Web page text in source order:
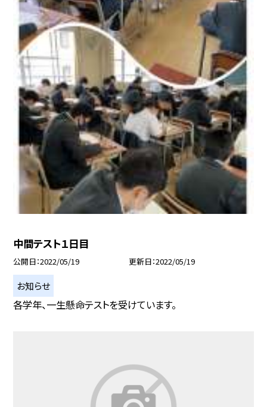
中間テスト１日目
公開日 2022/05/19 更新日 2022/05/19
お知らせ
各学年、一生懸命テストを受けています。